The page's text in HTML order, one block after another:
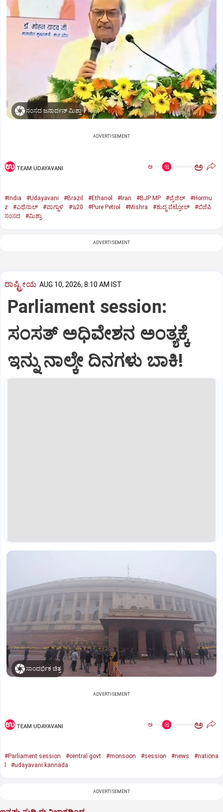
ಸಂಸದ ಜನಾರ್ದನ್‌ ಮಿಶ್ರಾ
ADVERTISEMENT
TEAM UDAYAVANI ಅ ಅ
#India #Udayavani #Brazil #Ethanol #Iran #BJP MP #ಬ್ರೆಜಿಲ್‌
#Hormu
z
#ಎಥೆನಾಲ್‌ #ವಾಗ್ದಾಳಿ #ಇ20 #Pure Petrol #Mishra #ಶುದ್ಧ ಪೆಟ್ರೋಲ್‌
#ಬಿಜೆಪಿ
ಸಂಸದ
#ಮಿಶ್ರಾ
ADVERTISEMENT
ರಾಷ್ಟ್ರೀಯ AUG 10, 2026, 8:10 AM IST
Parliament session:
ಸಂಸತ್‌ ಅಧಿವೇಶನ ಅಂತ್ಯಕ್ಕೆ
ಇನ್ನು ನಾಲ್ಕೇ ದಿನಗಳು ಬಾಕಿ!
ಸಾಂದರ್ಭಿಕ ಚಿತ್ರ
ADVERTISEMENT
TEAM UDAYAVANI ಅ ಅ
#Parliament session #central govt #monsoon #session #news
#nationa
#udayavani kannada
ADVERTISEMENT